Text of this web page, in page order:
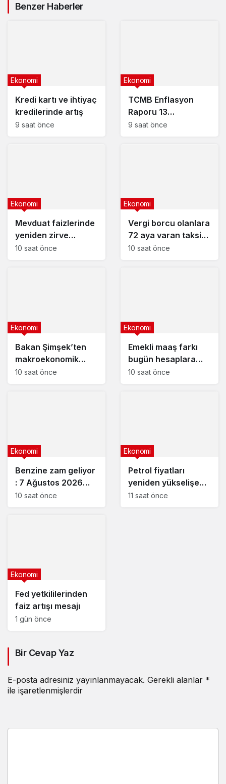
Benzer Haberler
Kredi kartı ve ihtiyaç
kredilerinde artış
Ekonomi
9 saat önce
TCMB Enflasyon
Raporu 13
Ağustos’ta
Ekonomi
9 saat önce
Mevduat faizlerinde
yeniden zirve
görüldü : 3 milyon
Ekonomi
10 saat önce
Vergi borcu olanlara
72 aya varan taksit
fırsatı
Ekonomi
10 saat önce
Bakan Şimşek’ten
makroekonomik
istikrar açıklaması
Ekonomi
10 saat önce
Emekli maaş farkı
bugün hesaplara
yatıyor
Ekonomi
10 saat önce
Benzine zam geliyor
: 7 Ağustos 2026
güncel akaryakıt
Ekonomi
10 saat önce
Petrol fiyatları
yeniden yükselişe
geçti
Ekonomi
11 saat önce
Fed yetkililerinden
faiz artışı mesajı
Ekonomi
1 gün önce
Bir Cevap Yaz
E-posta adresiniz yayınlanmayacak. Gerekli alanlar *
ile işaretlenmişlerdir